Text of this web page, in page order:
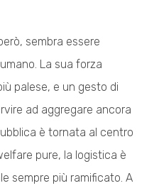
sembra essere
La sua forza
palese, e un gesto di
ad aggregare ancora
è tornata al centro
pure, la logistica è
sempre più ramificato. A